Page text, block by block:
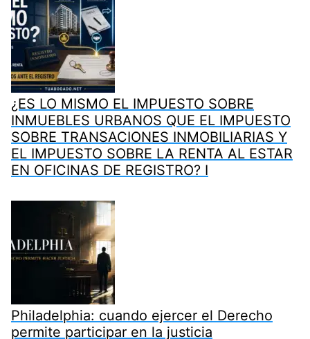
¿ES LO MISMO EL IMPUESTO SOBRE
INMUEBLES URBANOS QUE EL IMPUESTO
SOBRE TRANSACIONES INMOBILIARIAS Y
EL IMPUESTO SOBRE LA RENTA AL ESTAR
EN OFICINAS DE REGISTRO? I
Philadelphia: cuando ejercer el Derecho
permite participar en la justicia